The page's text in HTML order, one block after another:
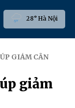
28° Hà Nội
GIẢM CÂN
giảm